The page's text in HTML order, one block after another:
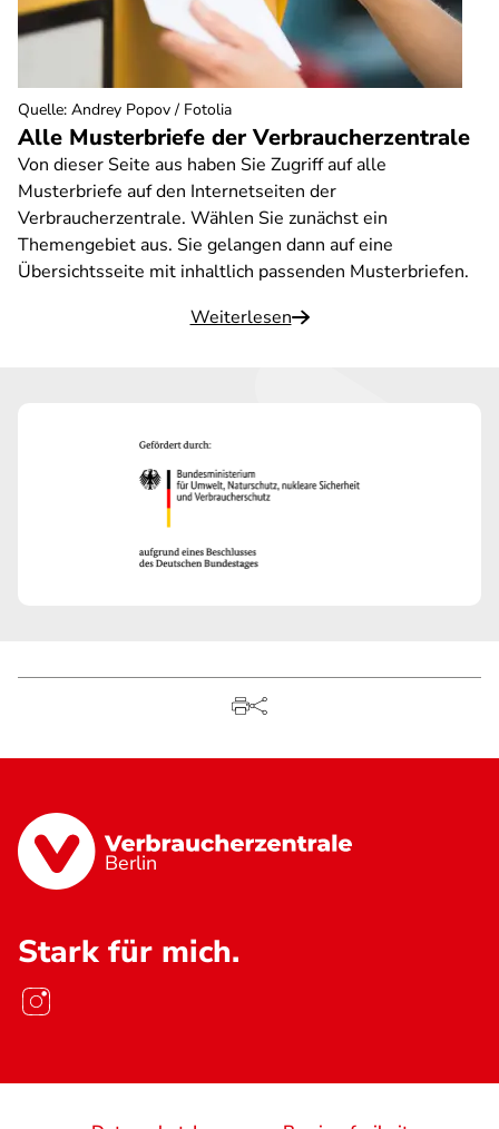
Alle Musterbriefe der Verbraucherzentrale
Von dieser Seite aus haben Sie Zugriff auf alle
Musterbriefe auf den Internetseiten der
Verbraucherzentrale. Wählen Sie zunächst ein
Themengebiet aus. Sie gelangen dann auf eine
Übersichtsseite mit inhaltlich passenden Musterbriefen.
Weiterlesen
Quelle: Andrey Popov / Fotolia
Berlin
Stark für mich.